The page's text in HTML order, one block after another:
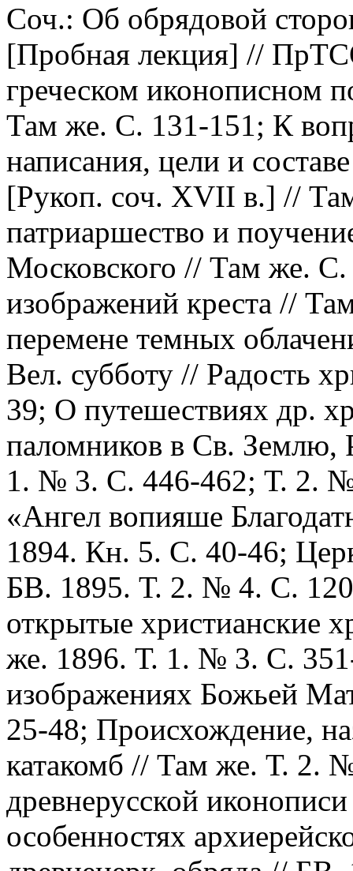
Соч.: Об обрядовой
[Пробная лекция] //
греческом иконописном
Там же. С. 131-151; К
написания, цели и
[Рукоп. соч. XVII в.] //
патриаршество и
Московского // Там же.
изображений креста //
перемене темных
Вел. субботу // Радость
39; О путешествиях др.
паломников в Св. Землю,
1. № 3. С. 446-462; Т. 2.
«Ангел вопияше
1894. Кн. 5. С. 40-46;
БВ. 1895. Т. 2. № 4. С.
открытые христианские
же. 1896. Т. 1. № 3. С.
изображениях Божьей
25-48; Происхождение,
катакомб // Там же. Т. 2.
древнерусской
особенностях